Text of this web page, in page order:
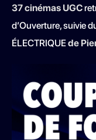
37 cinémas UGC
d’Ouverture, suivie
ÉLECTRIQUEde